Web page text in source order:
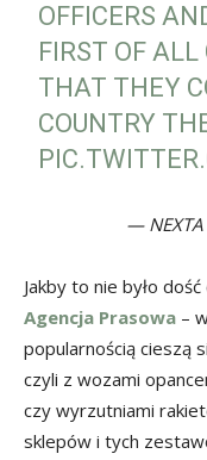
OFFICERS
FIRST OF
THAT THEY
COUNTRY
— NEXTA
Jakby to nie było
Agencja Prasowa –
popularnością cieszą
czyli z wozami
czy wyrzutniami
sklepów i tych